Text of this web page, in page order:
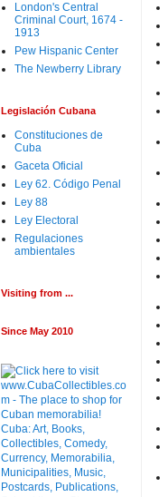
London's Central
Criminal Court, 1674 -
1913
Pew Hispanic Center
The Newberry Library
Legislación Cubana
Constituciones de
Cuba
Gaceta Oficial
Ley 62. Código Penal
Ley 88
Ley Electoral
Regulaciones
ambientales
Visiting from ...
Since May 2010